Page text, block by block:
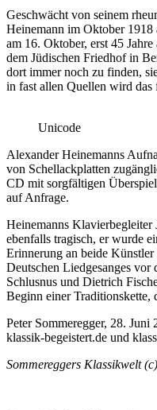
Geschwächt von seinem
Heinemann im Oktober 1918
am 16. Oktober, erst 45
dem Jüdischen Friedhof in
dort immer noch zu finden,
in fast allen Quellen wird das
Unicode
Alexander Heinemanns
von Schellackplatten
CD mit sorgfältigen
auf Anfrage.
Heinemanns
ebenfalls tragisch, er wurde
Erinnerung an beide Künstler
Deutschen Liedgesanges vor
Schlusnus und Dietrich
Beginn einer Traditionskette,
Peter Sommeregger, 28. Juni
klassik-begeistert.de und
Sommereggers Klassikwelt